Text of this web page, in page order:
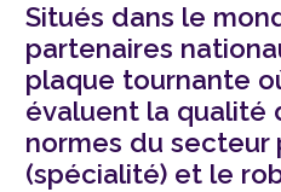
Situés dans le
partenaires
plaque tournante
évaluent la qualité
normes du secteur
(spécialité) et le